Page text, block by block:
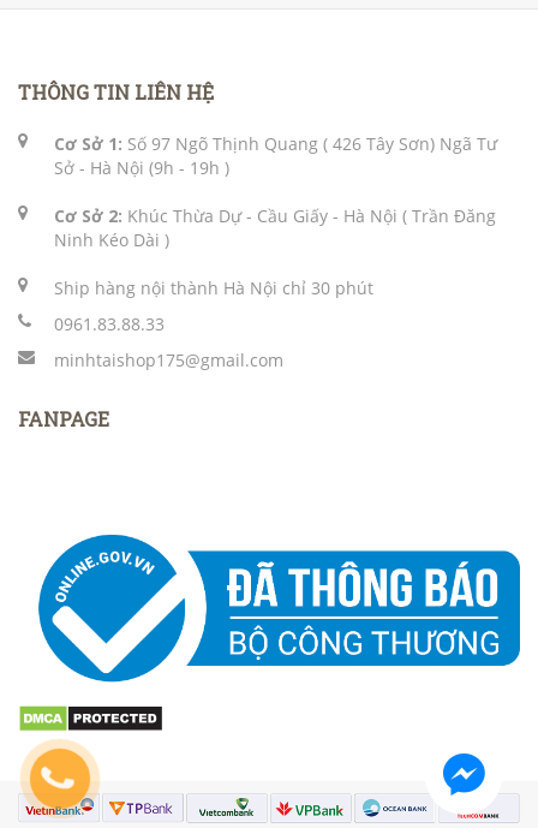
THÔNG TIN LIÊN HỆ
Cơ Sở 1: Số 97 Ngõ Thịnh Quang ( 426 Tây Sơn) Ngã Tư
Sở - Hà Nội (9h - 19h )
Cơ Sở 2: Khúc Thừa Dự - Cầu Giấy - Hà Nội ( Trần Đăng
Ninh Kéo Dài )
Ship hàng nội thành Hà Nội chỉ 30 phút
0961.83.88.33
minhtaishop175@gmail.com
FANPAGE